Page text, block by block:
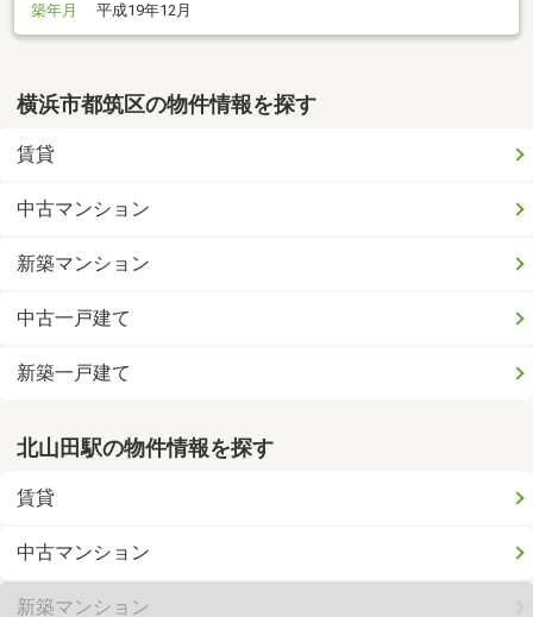
築年月
平成19年12月
横浜市都筑区の物件情報を探す
賃貸
中古マンション
新築マンション
中古一戸建て
新築一戸建て
北山田駅の物件情報を探す
賃貸
中古マンション
新築マンション